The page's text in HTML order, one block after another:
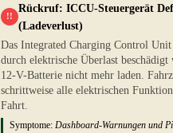
!!
Rückruf: ICCU-Steuergerät
(Ladeverlust)
Das Integrated Charging Control
durch elektrische Überlast beschädigt
12-V-Batterie nicht mehr laden.
schrittweise alle elektrischen
Fahrt.
Symptome: Dashboard-Warnungen und